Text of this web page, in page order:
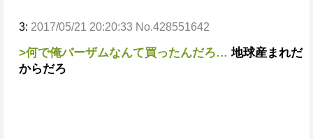
3: 2017/05/21 20:20:33 No.428551642
>何で俺バーザムなんて買ったんだろ… 地球産まれだ
からだろ